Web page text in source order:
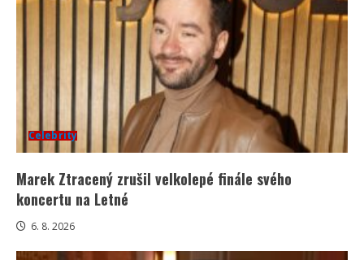
Celebrity
Marek Ztracený zrušil velkolepé finále svého
koncertu na Letné
6. 8. 2026